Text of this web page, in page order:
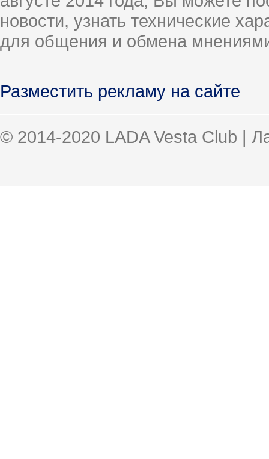
новости, узнать технические
для общения и обмена
Разместить рекламу на сайте
© 2014-2020 LADA Vesta Club |